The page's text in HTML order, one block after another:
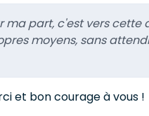
ma part, c'est vers
moyens, sans
et bon courage à vous !